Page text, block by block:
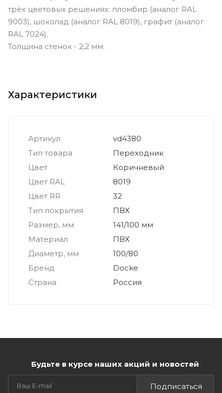
трёх цветовых решениях: пломбир (аналог RAL
9003), шоколад (аналог RAL 8019), графит (аналог
RAL 7024).
Толщина стенок - 2,2 мм.
Характеристики
Артикул
vd4380
Тип товара
Переходник
Цвет
Коричневый
Цвет RAL
8019
Цвет RR
32
Тип покрытия
ПВХ
Размер, мм
141/100 мм
Материал
ПВХ
Диаметр, мм
100/80
Бренд
Docke
Страна
Россия
Будьте в курсе наших акций и новостей
Подписаться